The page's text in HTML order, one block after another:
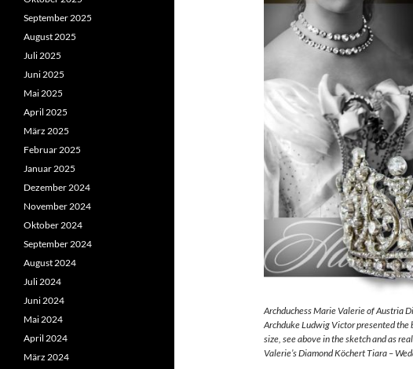
Archduchess Marie Valerie of Austria
Archduke Ludwig Victor presented
size, see above in the sketch and as
Valerie’s Diamond Köchert Tiara –
September 2025
August 2025
Juli 2025
Juni 2025
Mai 2025
April 2025
März 2025
Februar 2025
Januar 2025
Dezember 2024
November 2024
Oktober 2024
September 2024
August 2024
Juli 2024
Juni 2024
Mai 2024
April 2024
März 2024